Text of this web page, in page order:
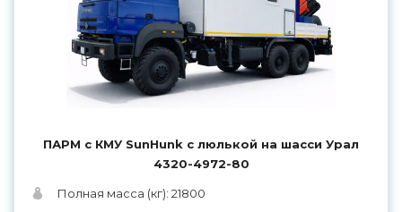
ПАРМ с КМУ SunHunk с люлькой на шасси Урал
4320-4972-80
Полная масса (кг): 21800